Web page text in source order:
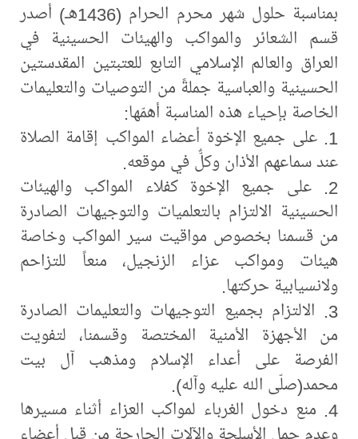
بمناسبة حلول شهر محرم الحرام (1436هـ) أصدر
قسم الشعائر والمواكب والهيئات الحسينية في
العراق والعالم الإسلامي التابع للعتبتين المقدستين
الحسينية والعباسية جملةً من التوصيات والتعليمات
الخاصة بإحياء هذه المناسبة أهمّها:
1. على جميع الإخوة أعضاء المواكب إقامة الصلاة
عند سماعهم الأذان وكلٌّ في موقعه.
2. على جميع الإخوة كفلاء المواكب والهيئات
الحسينية الالتزام بالتعلميات والتوجيهات الصادرة
من قسمنا بخصوص مواقيت سير المواكب وخاصة
هيئات ومواكب عزاء الزنجيل، منعاً للتزاحم
ولانسيابية حركتها.
3. الالتزام بجميع التوجيهات والتعليمات الصادرة
من الأجهزة الأمنية المختصة وقسمنا، لتفويت
الفرصة على أعداء الإسلام ومذهب آل بيت
محمد(صلّى الله عليه وآله).
4. منع دخول الغرباء لمواكب العزاء أثناء مسيرها
وعدم حمل الأسلحة والآلات الجارحة من قبل أعضاء